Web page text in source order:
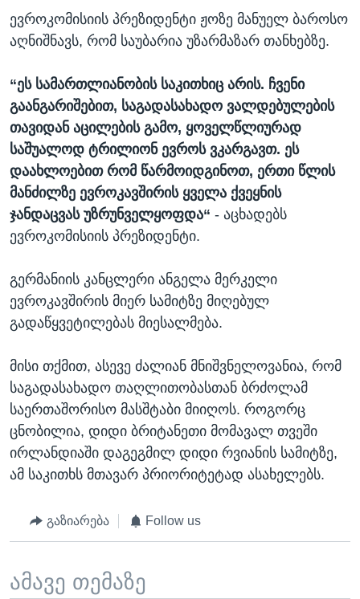
ევროკომისიის პრეზიდენტი ჟოზე მანუელ ბაროსო
აღნიშნავს, რომ საუბარია უზარმაზარ თანხებზე.
“ეს სამართლიანობის საკითხიც არის. ჩვენი
გაანგარიშებით, საგადასახადო ვალდებულების
თავიდან აცილების გამო, ყოველწლიურად
საშუალოდ ტრილიონ ევროს ვკარგავთ. ეს
დაახლოებით რომ წარმოიდგინოთ, ერთი წლის
მანძილზე ევროკავშირის ყველა ქვეყნის
ჯანდაცვას უზრუნველყოფდა“ - აცხადებს
ევროკომისიის პრეზიდენტი.
გერმანიის კანცლერი ანგელა მერკელი
ევროკავშირის მიერ სამიტზე მიღებულ
გადაწყვეტილებას მიესალმება.
მისი თქმით, ასევე ძალიან მნიშვნელოვანია, რომ
საგადასახადო თაღლითობასთან ბრძოლამ
საერთაშორისო მასშტაბი მიიღოს. როგორც
ცნობილია, დიდი ბრიტანეთი მომავალ თვეში
ირლანდიაში დაგეგმილ დიდი რვიანის სამიტზე,
ამ საკითხს მთავარ პრიორიტეტად ასახელებს.
გაზიარება Follow us
ამავე თემაზე